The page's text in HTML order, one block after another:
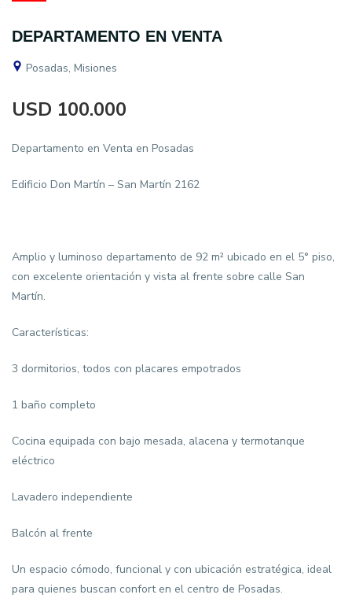
DEPARTAMENTO EN VENTA
Posadas, Misiones
USD 100.000
Departamento en Venta en Posadas
Edificio Don Martín – San Martín 2162
Amplio y luminoso departamento de 92 m² ubicado en el 5° piso,
con excelente orientación y vista al frente sobre calle San
Martín.
Características:
3 dormitorios, todos con placares empotrados
1 baño completo
Cocina equipada con bajo mesada, alacena y termotanque
eléctrico
Lavadero independiente
Balcón al frente
Un espacio cómodo, funcional y con ubicación estratégica, ideal
para quienes buscan confort en el centro de Posadas.